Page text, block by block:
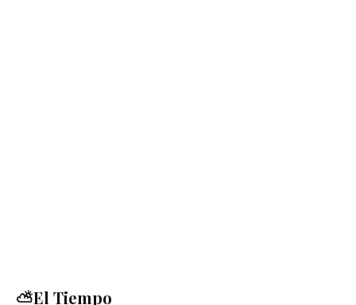
⛅El Tiempo